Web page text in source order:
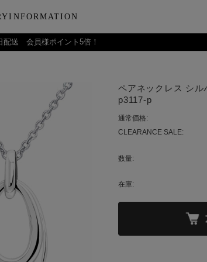
PT/プラチナ
K18/ゴールド
ペアジュエリー
メンズジュエリー
レディースジュエリー
チャーム
ア
ドディフューザー
ケア用品
収納ボックス
ボールペン
フト
フトセット
トセット
フトセット
ジュエリーポーチ
リップケース
INFORMATION
レディースファッション
メンズファッション
プレゼントギフト
トラベル
お問合
配送 会員様ポイント5倍！
ペアネックレス シ
p3117-p
通常価格:
CLEARANCE SALE:
数量:
在庫: